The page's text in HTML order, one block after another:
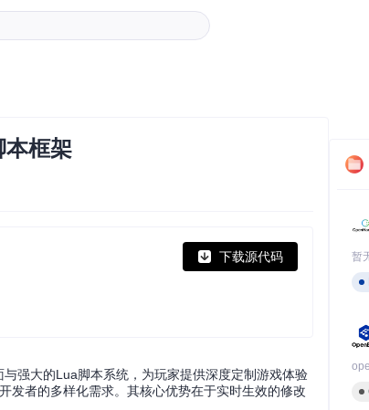
框架
下载源代码
强大的Lua脚本系统，为玩家提供深度定制游戏体验
发者的多样化需求。其核心优势在于实时生效的修改
暂